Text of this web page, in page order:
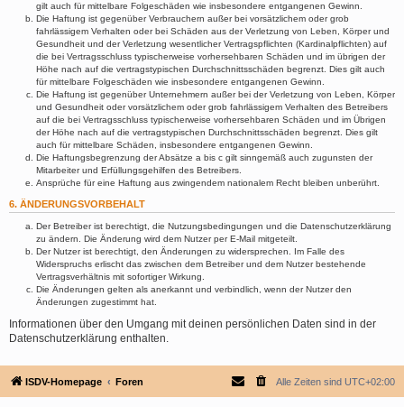
gilt auch für mittelbare Folgeschäden wie insbesondere entgangenen Gewinn.
Die Haftung ist gegenüber Verbrauchern außer bei vorsätzlichem oder grob
fahrlässigem Verhalten oder bei Schäden aus der Verletzung von Leben, Körper und
Gesundheit und der Verletzung wesentlicher Vertragspflichten (Kardinalpflichten) auf
die bei Vertragsschluss typischerweise vorhersehbaren Schäden und im übrigen der
Höhe nach auf die vertragstypischen Durchschnittsschäden begrenzt. Dies gilt auch
für mittelbare Folgeschäden wie insbesondere entgangenen Gewinn.
Die Haftung ist gegenüber Unternehmern außer bei der Verletzung von Leben, Körper
und Gesundheit oder vorsätzlichem oder grob fahrlässigem Verhalten des Betreibers
auf die bei Vertragsschluss typischerweise vorhersehbaren Schäden und im Übrigen
der Höhe nach auf die vertragstypischen Durchschnittsschäden begrenzt. Dies gilt
auch für mittelbare Schäden, insbesondere entgangenen Gewinn.
Die Haftungsbegrenzung der Absätze a bis c gilt sinngemäß auch zugunsten der
Mitarbeiter und Erfüllungsgehilfen des Betreibers.
Ansprüche für eine Haftung aus zwingendem nationalem Recht bleiben unberührt.
6. ÄNDERUNGSVORBEHALT
Der Betreiber ist berechtigt, die Nutzungsbedingungen und die Datenschutzerklärung
zu ändern. Die Änderung wird dem Nutzer per E-Mail mitgeteilt.
Der Nutzer ist berechtigt, den Änderungen zu widersprechen. Im Falle des
Widerspruchs erlischt das zwischen dem Betreiber und dem Nutzer bestehende
Vertragsverhältnis mit sofortiger Wirkung.
Die Änderungen gelten als anerkannt und verbindlich, wenn der Nutzer den
Änderungen zugestimmt hat.
Informationen über den Umgang mit deinen persönlichen Daten sind in der
Datenschutzerklärung enthalten.
ISDV-Homepage Foren Alle Zeiten sind UTC+02:00